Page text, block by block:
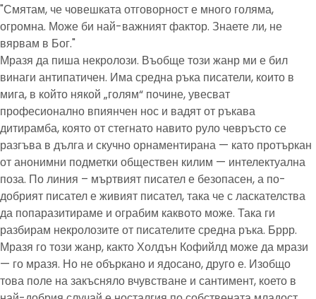
"Смятам, че човешката отговорност е много голяма,
огромна. Може би най-важният фактор. Знаете ли, не
вярвам в Бог."
Мразя да пиша некролози. Въобще този жанр ми е бил
винаги антипатичен. Има средна ръка писатели, които в
мига, в който някой „голям“ почине, увесват
професионално впиянчен нос и вадят от ръкава
дитирамба, която от стегнато навито руло чевръсто се
разгъва в дълга и скучно орнаментирана — като протъркан
от анонимни подметки обществен килим — интелектуална
поза. По линия – мъртвият писател е безопасен, а по-
добрият писател е живият писател, така че с ласкателства
да попаразитираме и ограбим каквото може. Така ги
разбирам некролозите от писателите средна ръка. Бррр.
Мразя го този жанр, както Холдън Кофийлд може да мрази
— го мразя. Но не объркано и ядосано, друго е. Изобщо
това поле на закъсняло вчувстване и сантимент, което в